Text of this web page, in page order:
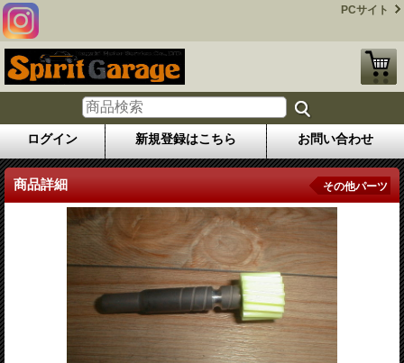
PCサイト
ログイン 新規登録はこちら お問い合わせ
商品詳細 その他パーツ